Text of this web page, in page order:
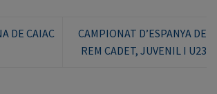
DE CAIAC
CAMPIONAT D’ESPANYA DE
REM CADET, JUVENIL I U23